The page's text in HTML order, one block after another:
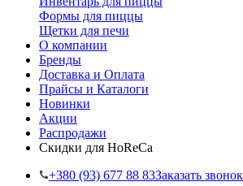
Формы для пиццы
Щетки для печи
О компании
Бренды
Доставка и Оплата
Прайсы и Каталоги
Новинки
Акции
Распродажи
Скидки для HoReCa
+38‎0 (93) 677 88 83Заказать звонок